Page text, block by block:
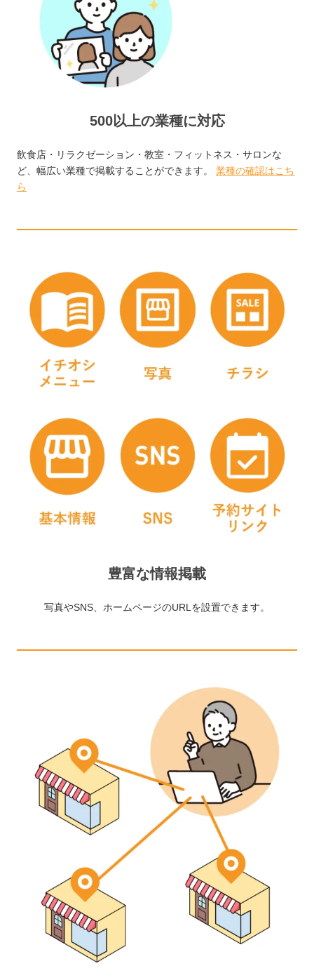
500以上の業種に対応
飲食店・リラクゼーション・教室・フィットネス・サロンな
ど、幅広い業種で掲載することができます。 業種の確認はこち
ら
豊富な情報掲載
写真やSNS、ホームページのURLを設置できます。